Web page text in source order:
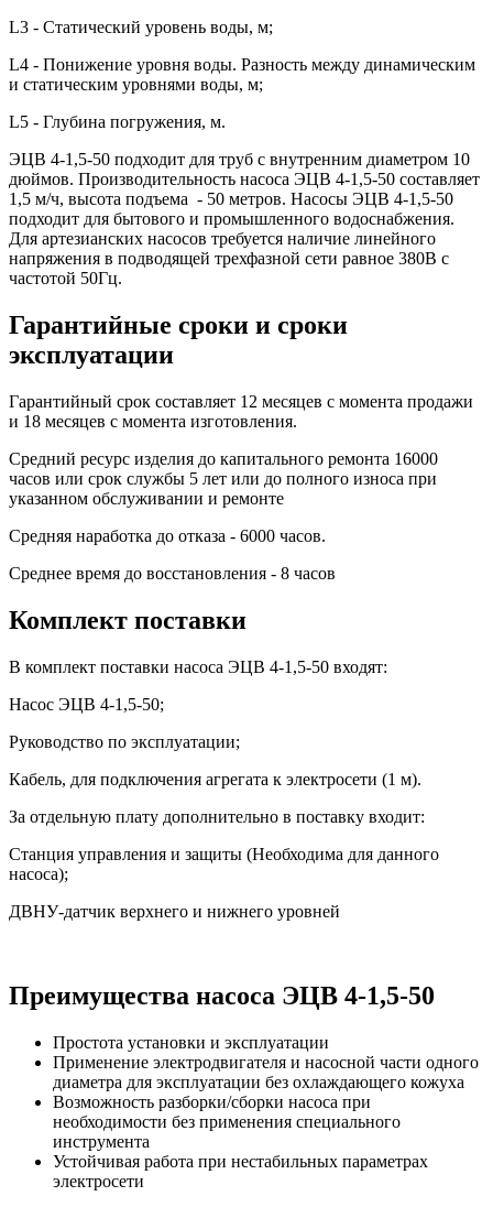
L3 - Статический уровень воды, м;
L4 - Понижение уровня воды. Разность между динамическим
и статическим уровнями воды, м;
L5 - Глубина погружения, м.
ЭЦВ 4-1,5-50 подходит для труб с внутренним диаметром 10
дюймов. Производительность насоса ЭЦВ 4-1,5-50 составляет
1,5 м/ч, высота подъема - 50 метров. Насосы ЭЦВ 4-1,5-50
подходит для бытового и промышленного водоснабжения.
Для артезианских насосов требуется наличие линейного
напряжения в подводящей трехфазной сети равное 380В с
частотой 50Гц.
Гарантийные сроки и сроки
эксплуатации
Гарантийный срок составляет 12 месяцев с момента продажи
и 18 месяцев с момента изготовления.
Средний ресурс изделия до капитального ремонта 16000
часов или срок службы 5 лет или до полного износа при
указанном обслуживании и ремонте
Средняя наработка до отказа - 6000 часов.
Среднее время до восстановления - 8 часов
Комплект поставки
В комплект поставки насоса ЭЦВ 4-1,5-50 входят:
Насос ЭЦВ 4-1,5-50;
Руководство по эксплуатации;
Кабель, для подключения агрегата к электросети (1 м).
За отдельную плату дополнительно в поставку входит:
Станция управления и защиты (Необходима для данного
насоса);
ДВНУ-датчик верхнего и нижнего уровней
Преимущества насоса ЭЦВ 4-1,5-50
Простота установки и эксплуатации
Применение электродвигателя и насосной части одного
диаметра для эксплуатации без охлаждающего кожуха
Возможность разборки/сборки насоса при
необходимости без применения специального
инструмента
Устойчивая работа при нестабильных параметрах
электросети